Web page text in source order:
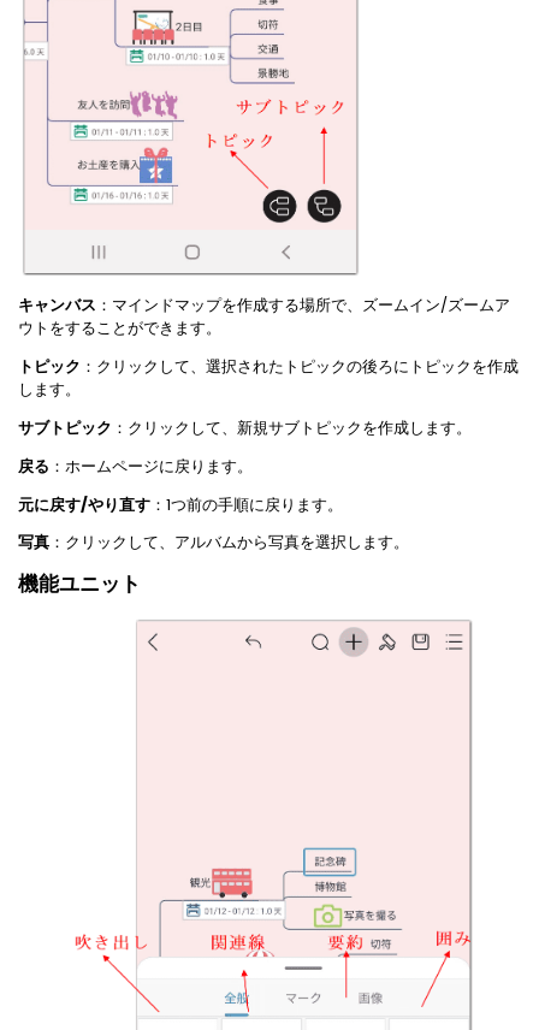
キャンバス ：マインドマップを作成する場所で、ズームイン/ズームア
ウトをすることができます。
トピック ：クリックして、選択されたトピックの後ろにトピックを作成
します。
サブトピック ：クリックして、新規サブトピックを作成します。
戻る ：ホームページに戻ります。
元に戻す/やり直す ：1つ前の手順に戻ります。
写真 ：クリックして、アルバムから写真を選択します。
機能ユニット